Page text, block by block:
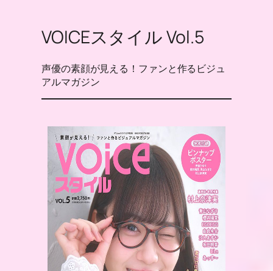
VOICEスタイル Vol.5
声優の素顔が見える！ファンと作るビジュ
アルマガジン